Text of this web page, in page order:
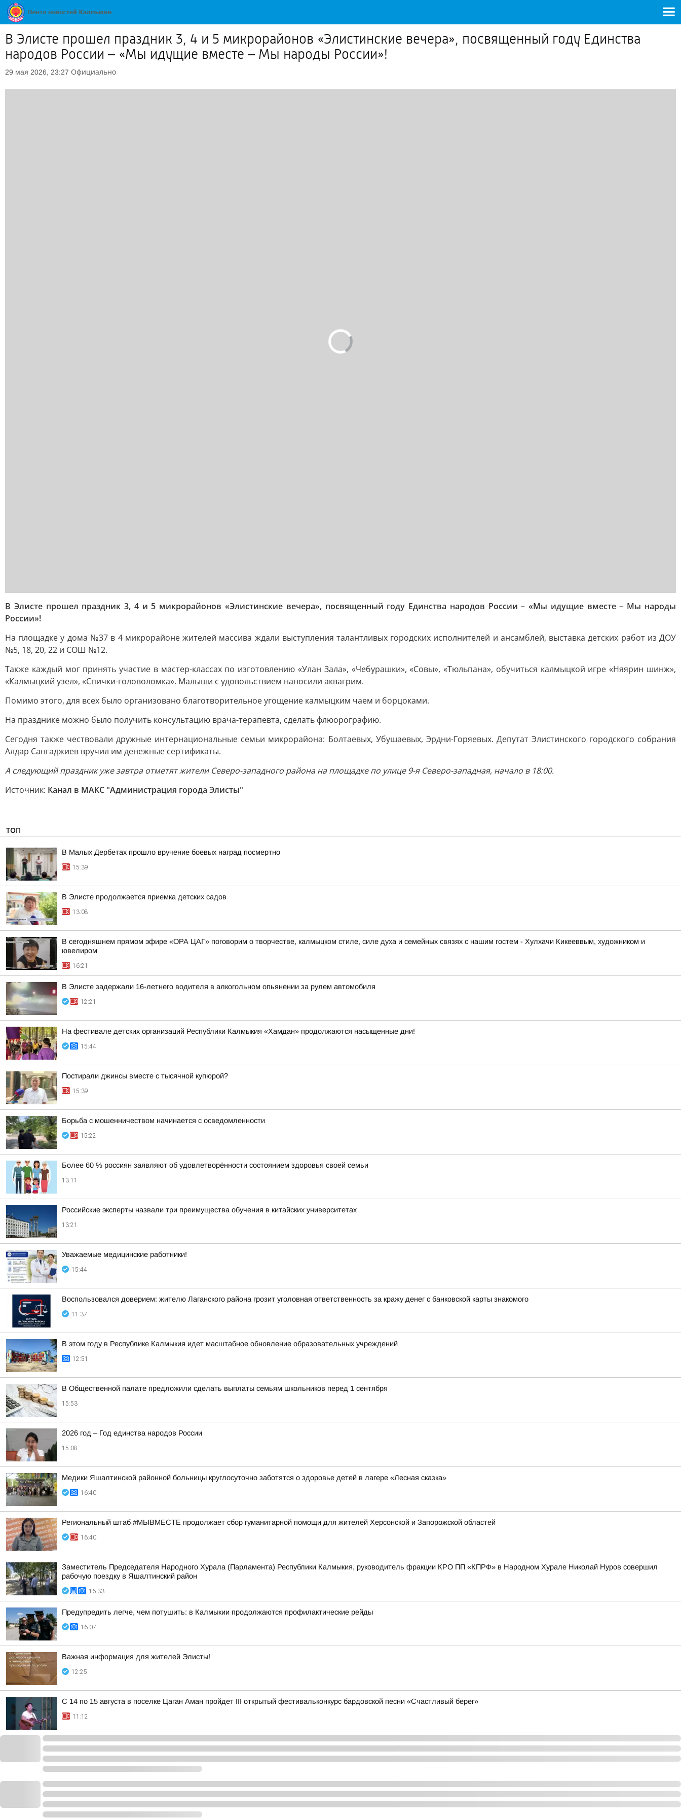
В Элисте прошел праздник 3, 4 и 5 микрорайонов «Элистинские вечера», посвященный году Единства
народов России – «Мы идущие вместе – Мы народы России»!
29 мая 2026, 23:27 Официально
В Элисте прошел праздник 3, 4 и 5 микрорайонов «Элистинские вечера», посвященный году Единства народов России – «Мы идущие вместе – Мы народы
России»!
На площадке у дома №37 в 4 микрорайоне жителей массива ждали выступления талантливых городских исполнителей и ансамблей, выставка детских работ из ДОУ
№5, 18, 20, 22 и СОШ №12.
Также каждый мог принять участие в мастер-классах по изготовлению «Улан Зала», «Чебурашки», «Совы», «Тюльпана», обучиться калмыцкой игре «Няярин шинж»,
«Калмыцкий узел», «Спички-головоломка». Малыши с удовольствием наносили аквагрим.
Помимо этого, для всех было организовано благотворительное угощение калмыцким чаем и борцоками.
На празднике можно было получить консультацию врача-терапевта, сделать флюорографию.
Сегодня также чествовали дружные интернациональные семьи микрорайона: Болтаевых, Убушаевых, Эрдни-Горяевых. Депутат Элистинского городского собрания
Алдар Сангаджиев вручил им денежные сертификаты.
А следующий праздник уже завтра отметят жители Северо-западного района на площадке по улице 9-я Северо-западная, начало в 18:00.
Источник: Канал в МАКС "Администрация города Элисты"
ТОП
В Малых Дербетах прошло вручение боевых наград посмертно
15:39
В Элисте продолжается приемка детских садов
13:08
В сегодняшнем прямом эфире «ОРА ЦАГ» поговорим о творчестве, калмыцком стиле, силе духа и семейных связях с нашим гостем - Хулхачи Кикееввым, художником и
ювелиром
16:21
В Элисте задержали 16-летнего водителя в алкогольном опьянении за рулем автомобиля
12:21
На фестивале детских организаций Республики Калмыкия «Хамдан» продолжаются насыщенные дни!
15:44
Постирали джинсы вместе с тысячной купюрой?
15:39
Борьба с мошенничеством начинается с осведомленности
15:22
Более 60 % россиян заявляют об удовлетворённости состоянием здоровья своей семьи
13:11
Российские эксперты назвали три преимущества обучения в китайских университетах
13:21
Уважаемые медицинские работники!
15:44
Воспользовался доверием: жителю Лаганского района грозит уголовная ответственность за кражу денег с банковской карты знакомого
11:37
В этом году в Республике Калмыкия идет масштабное обновление образовательных учреждений
12:51
В Общественной палате предложили сделать выплаты семьям школьников перед 1 сентября
15:53
2026 год – Год единства народов России
15:08
Медики Яшалтинской районной больницы круглосуточно заботятся о здоровье детей в лагере «Лесная сказка»
16:40
Региональный штаб #МЫВМЕСТЕ продолжает сбор гуманитарной помощи для жителей Херсонской и Запорожской областей
16:40
Заместитель Председателя Народного Хурала (Парламента) Республики Калмыкия, руководитель фракции КРО ПП «КПРФ» в Народном Хурале Николай Нуров совершил
рабочую поездку в Яшалтинский район
16:33
Предупредить легче, чем потушить: в Калмыкии продолжаются профилактические рейды
16:07
Важная информация для жителей Элисты!
12:25
С 14 по 15 августа в поселке Цаган Аман пройдет III открытый фестивальконкурс бардовской песни «Счастливый берег»
11:12